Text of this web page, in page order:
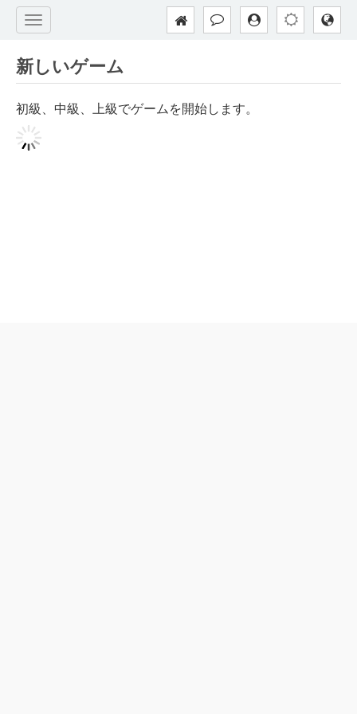
新しいゲーム
初級、中級、上級でゲームを開始します。